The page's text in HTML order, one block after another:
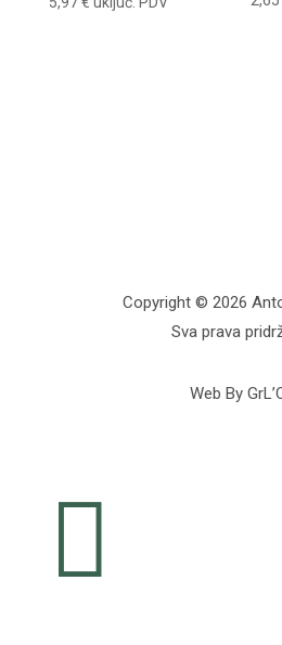
Copyright © 2026
Sva prava
Web By
